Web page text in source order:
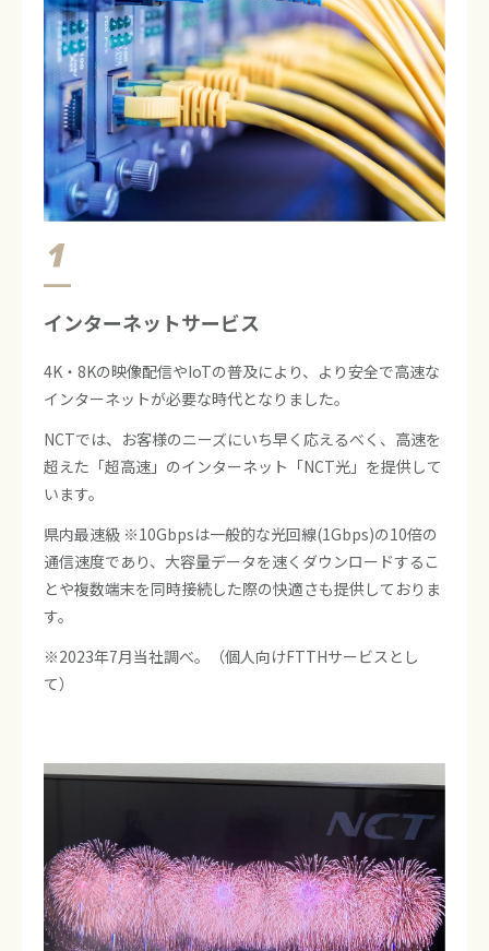
インターネットサービス
4K・8Kの映像配信やIoTの普及により、より安全で高速な
インターネットが必要な時代となりました。
NCTでは、お客様のニーズにいち早く応えるべく、高速を
超えた「超高速」のインターネット「NCT光」を提供して
います。
県内最速級 ※10Gbpsは一般的な光回線(1Gbps)の10倍の
通信速度であり、大容量データを速くダウンロードするこ
とや複数端末を同時接続した際の快適さも提供しておりま
す。
※2023年7月当社調べ。（個人向けFTTHサービスとし
て）